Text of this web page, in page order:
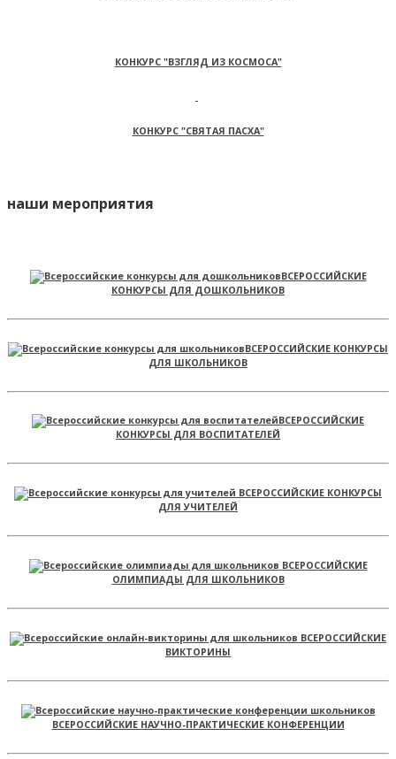
КОНКУРС "ВЗГЛЯД ИЗ КОСМОСА"
КОНКУРС "СВЯТАЯ ПАСХА"
наши мероприятия
ВСЕРОССИЙСКИЕ
КОНКУРСЫ ДЛЯ ДОШКОЛЬНИКОВ
ВСЕРОССИЙСКИЕ КОНКУРСЫ
ДЛЯ ШКОЛЬНИКОВ
ВСЕРОССИЙСКИЕ
КОНКУРСЫ ДЛЯ ВОСПИТАТЕЛЕЙ
ВСЕРОССИЙСКИЕ КОНКУРСЫ
ДЛЯ УЧИТЕЛЕЙ
ВСЕРОССИЙСКИЕ
ОЛИМПИАДЫ ДЛЯ ШКОЛЬНИКОВ
ВСЕРОССИЙСКИЕ
ВИКТОРИНЫ
ВСЕРОССИЙСКИЕ НАУЧНО-ПРАКТИЧЕСКИЕ КОНФЕРЕНЦИИ